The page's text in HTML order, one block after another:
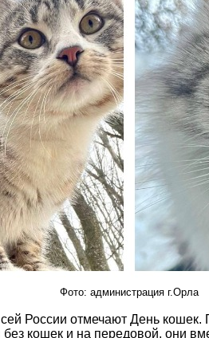
Фото: администрация г.Орла
России отмечают День
кошек и на передовой, они